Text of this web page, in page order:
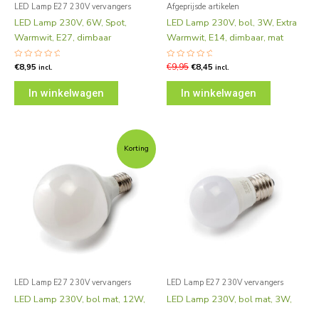
LED Lamp E27 230V vervangers
LED Lamp 230V, 6W, Spot,
Warmwit, E27, dimbaar
Gewaardeerd
0
€8,95 incl.
In winkelwagen
Afgeprijsde artikelen
LED Lamp 230V, bol, 3W, Extra
Warmwit, E14, dimbaar, mat
Gewaardeerd
0
€9,95€8,45 incl.
In winkelwagen
Korting
LED Lamp E27 230V vervangers
LED Lamp 230V, bol mat, 12W,
€14,96.€11,95.
LED Lamp E27 230V vervangers
LED Lamp 230V, bol mat, 3W,